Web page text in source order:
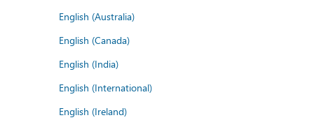
English (Australia)
English (Canada)
English (India)
English (International)
English (Ireland)